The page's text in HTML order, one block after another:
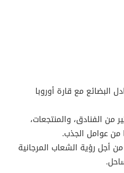
البضائع مع قارة أوروبا
من الفنادق، والمنتجعات،
من عوامل الجذب.
أجل رؤية الشعاب المرجانية